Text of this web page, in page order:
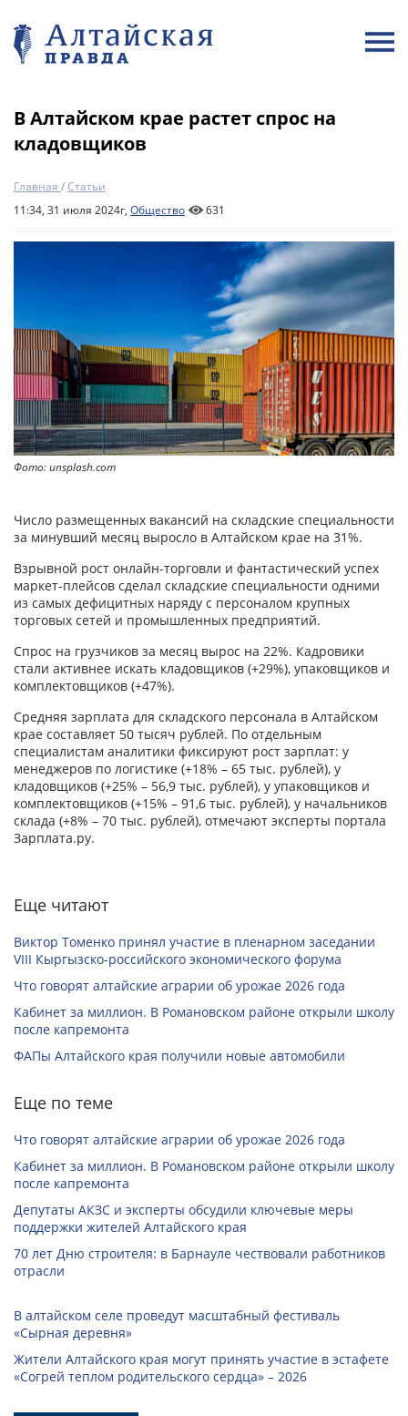
В Алтайском крае растет спрос на
кладовщиков
Главная /Статьи
11:34, 31 июля 2024г, Общество 631
Фото: unsplash.com
Число размещенных вакансий на складские специальности
за минувший месяц выросло в Алтайском крае на 31%.
Взрывной рост онлайн-торговли и фантастический успех
маркет-плейсов сделал складские специальности одними
из самых дефицитных наряду с персоналом крупных
торговых сетей и промышленных предприятий.
Спрос на грузчиков за месяц вырос на 22%. Кадровики
стали активнее искать кладовщиков (+29%), упаковщиков и
комплектовщиков (+47%).
Средняя зарплата для складского персонала в Алтайском
крае составляет 50 тысяч рублей. По отдельным
специалистам аналитики фиксируют рост зарплат: у
менеджеров по логистике (+18% – 65 тыс. рублей), у
кладовщиков (+25% – 56,9 тыс. рублей), у упаковщиков и
комплектовщиков (+15% – 91,6 тыс. рублей), у начальников
склада (+8% – 70 тыс. рублей), отмечают эксперты портала
Зарплата.ру.
Еще читают
Виктор Томенко принял участие в пленарном заседании
VIII Кыргызско-российского экономического форума
Что говорят алтайские аграрии об урожае 2026 года
Кабинет за миллион. В Романовском районе открыли школу
после капремонта
ФАПы Алтайского края получили новые автомобили
Еще по теме
Что говорят алтайские аграрии об урожае 2026 года
Кабинет за миллион. В Романовском районе открыли школу
после капремонта
Депутаты АКЗС и эксперты обсудили ключевые меры
поддержки жителей Алтайского края
70 лет Дню строителя: в Барнауле чествовали работников
отрасли
В алтайском селе проведут масштабный фестиваль
«Сырная деревня»
Жители Алтайского края могут принять участие в эстафете
«Согрей теплом родительского сердца» – 2026